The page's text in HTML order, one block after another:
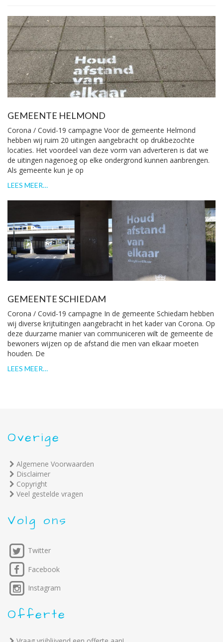
GEMEENTE HELMOND
Corona / Covid-19 campagne Voor de gemeente Helmond
hebben wij ruim 20 uitingen aangebracht op drukbezochte
locaties. Het voordeel van deze vorm van adverteren is dat we
de uitingen nagenoeg op elke ondergrond kunnen aanbrengen.
Als gemeente kun je op
LEES MEER…
GEMEENTE SCHIEDAM
Corona / Covid-19 campagne In de gemeente Schiedam hebben
wij diverse krijtuitingen aangebracht in het kader van Corona. Op
deze duurzame manier van communiceren wilt de gemeente de
bewoners wijzen op de afstand die men van elkaar moeten
houden. De
LEES MEER…
Overige
Algemene Voorwaarden
Disclaimer
Copyright
Veel gestelde vragen
Volg ons
Twitter
Facebook
Instagram
Offerte